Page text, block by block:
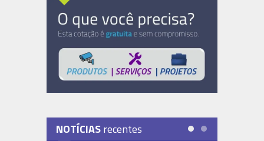
NOTÍCIASrecentes